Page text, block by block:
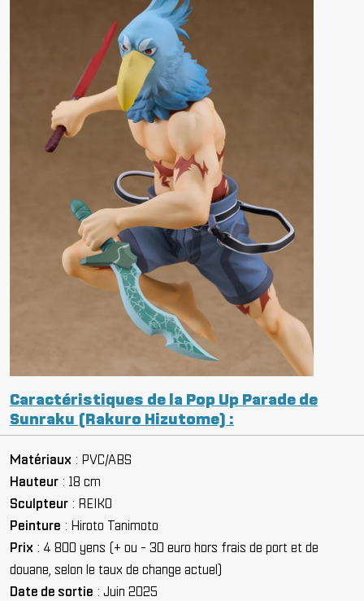
Caractéristiques de la Pop Up Parade de
Sunraku (Rakuro Hizutome) :
Matériaux : PVC/ABS
Hauteur : 18 cm
Sculpteur : REIKO
Peinture : Hiroto Tanimoto
Prix : 4 800 yens (+ ou - 30 euro hors frais de port et de
douane, selon le taux de change actuel)
Date de sortie : Juin 2025